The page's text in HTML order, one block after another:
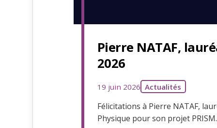
Pierre NATAF,
2026
19 juin 2026 Actualités
Félicitations à Pierre NATAF,
Physique pour son projet